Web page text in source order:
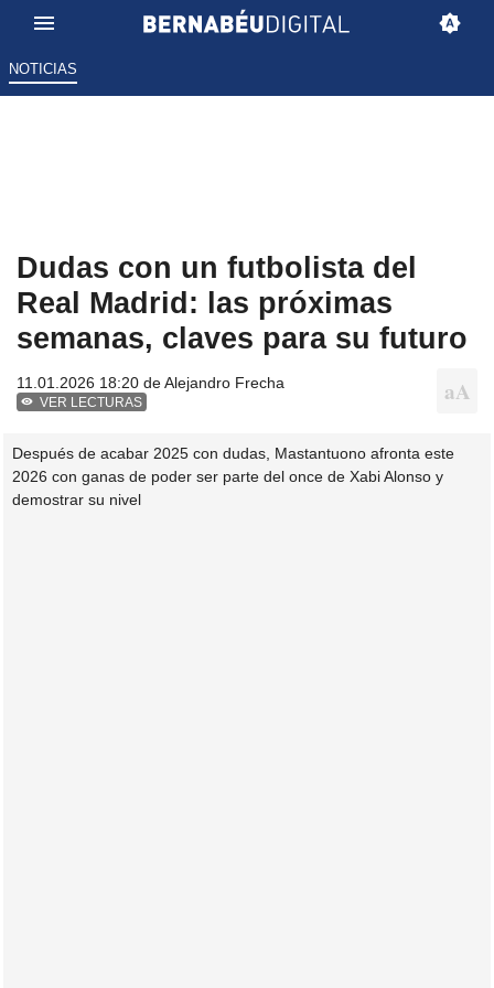
NOTICIAS
Dudas con un futbolista del
Real Madrid: las próximas
semanas, claves para su futuro
11.01.2026 18:20 deAlejandro Frecha
VER LECTURAS
Después de acabar 2025 con dudas, Mastantuono afronta este
2026 con ganas de poder ser parte del once de Xabi Alonso y
demostrar su nivel